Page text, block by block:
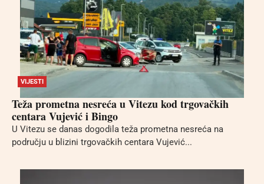
VIJESTI
Teža prometna nesreća u Vitezu kod trgovačkih
centara Vujević i Bingo
U Vitezu se danas dogodila teža prometna nesreća na
području u blizini trgovačkih centara Vujević...